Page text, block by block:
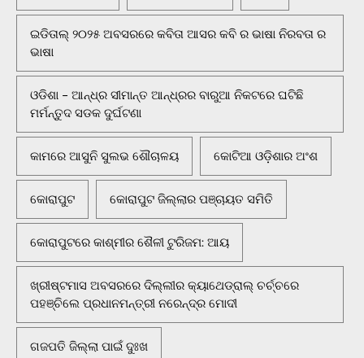
ଇଡିତାଲ୍ ୨୦୨୫ ଅବସରରେ କବିତା ଆସର କବି ର ଭାଷା ନିରବତା ର
ଭାଷା
ଓଡିଶା - ଆନ୍ଧ୍ର ସୀମାନ୍ତ ଆନ୍ଧ୍ରର ବାରୁଆ ନିକଟରେ ଘଟିଛି
ମର୍ମନ୍ତୁଦ ସଡକ ଦୁର୍ଘଟଣା
କାମରେ ଆସୁନି ସୁଲଭ ଶୌଚାଳୟ କୋଟିଆ ଓଡ଼ିଶାର ଅଂଶ
କୋରାପୁଟ କୋରାପୁଟ ଜିଲ୍ଲାର ପଞ୍ଚାୟତ ସମିତି
କୋରାପୁଟରେ କାଶ୍ମୀର ଶୈଳୀ ଟୁରିଜମ: ଆୟ
ଖ୍ରୀଷ୍ଟମାସ ଅବସରରେ ଦିଲ୍ଲୀର କ୍ୟାଥେଡ୍ରାଲ୍ ଚର୍ଚ୍ଚରେ
ପହଞ୍ଚିଲେ ପ୍ରଧାନମନ୍ତ୍ରୀ ନରେନ୍ଦ୍ର ମୋଦୀ
ଗଜପତି ଜିଲ୍ଲା ପାଇଁ ଦୁଃଖ